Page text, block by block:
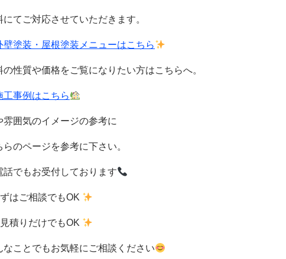
にてご対応させていただきます。
壁塗装・屋根塗装メニューはこちら
の性質や価格をご覧になりたい方はこちらへ。
工事例はこちら
雰囲気のイメージの参考に
らのページを参考に下さい。
話でもお受付しております
はご相談でもOK
積りだけでもOK
なことでもお気軽にご相談ください